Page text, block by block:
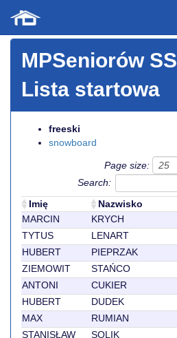
MPSeniorów SS
Lista startowa
freeski
snowboard
Page size:
Search:
Imię
Nazwisko
MARCIN
KRYCH
TYTUS
LENART
HUBERT
PIEPRZAK
ZIEMOWIT
STAŃCO
ANTONI
CUKIER
HUBERT
DUDEK
MAX
RUMIAN
STANISŁAW
SOLIK